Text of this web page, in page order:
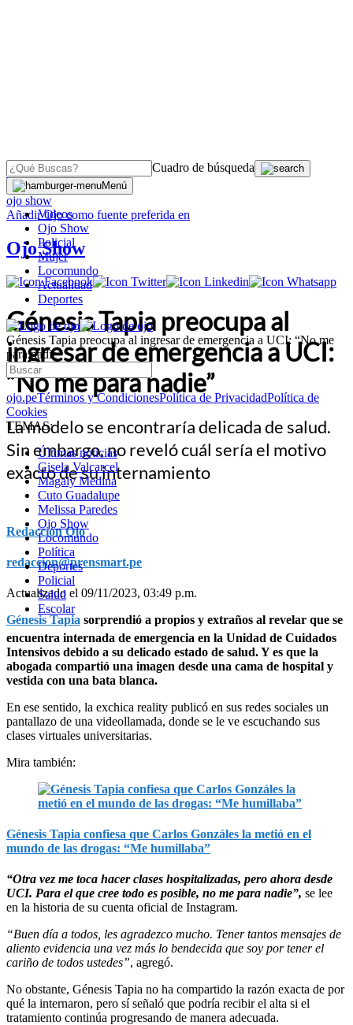
Cuadro de búsqueda
Menú
Videos
Ojo Show
Policial
Mujer
Locomundo
Actualidad
Deportes
Génesis Tapia preocupa al ingresar de emergencia a UCI: “No me
para nadie”
ojo.peTérminos y CondicionesPolítica de PrivacidadPolítica de
Cookies
TEMAS:
Últimas noticias
Gisela Valcarcel
Magaly Medina
Cuto Guadalupe
Melissa Paredes
Ojo Show
Locomundo
Política
Deportes
Policial
Salud
Escolar
OJO
ojo show
AñadirOjocomo fuente preferida en
Ojo Show
Génesis Tapia preocupa al
ingresar de emergencia a UCI:
“No me para nadie”
La modelo se encontraría delicada de salud.
Sin embargo, no reveló cuál sería el motivo
exacto de su internamiento
Redacción Ojo
redaccion@prensmart.pe
Actualizado el 09/11/2023, 03:49 p.m.
Génesis Tapia sorprendió a propios y extraños al revelar que se
encuentra internada de emergencia en la Unidad de Cuidados
Intensivos debido a su delicado estado de salud. Y es que la
abogada compartió una imagen desde una cama de hospital y
vestida con una bata blanca.
En ese sentido, la exchica reality publicó en sus redes sociales un
pantallazo de una videollamada, donde se le ve escuchando sus
clases virtuales universitarias.
Mira también:
Génesis Tapia confiesa que Carlos Gonzáles la metió en el
mundo de las drogas: “Me humillaba”
“Otra vez me toca hacer clases hospitalizadas, pero ahora desde
UCI. Para el que cree todo es posible, no me para nadie”, se lee
en la historia de su cuenta oficial de Instagram.
“Buen día a todos, les agradezco mucho. Tener tantos mensajes de
aliento evidencia una vez más lo bendecida que soy por tener el
cariño de todos ustedes”, agregó.
No obstante, Génesis Tapia no ha compartido la razón exacta de por
qué la internaron, pero sí señaló que podría recibir el alta si el
tratamiento continúa progresando de manera adecuada.